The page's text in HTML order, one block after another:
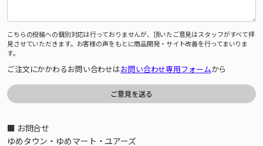
こちらの投稿への個別対応は行っておりませんが、頂いたご意見はスタッフがすべて拝
見させていただきます。お客様の声をもとに商品開発・サイト改善を行ってまいりま
す。
ご注文にかかわるお問い合わせはお問い合わせ専用フォームから
■ お問合せ
ゆめタウン・ゆめマート・ユアーズ